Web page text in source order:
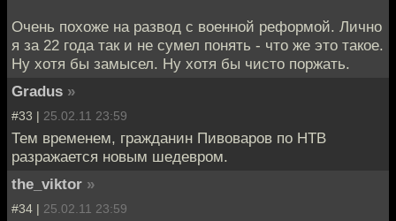
Очень похоже на развод с военной реформой. Лично
я за 22 года так и не сумел понять - что же это такое.
Ну хотя бы замысел. Ну хотя бы чисто поржать.
Gradus »
#33 | 25.02.11 23:59
Тем временем, гражданин Пивоваров по НТВ
разражается новым шедевром.
the_viktor »
#34 | 25.02.11 23:59